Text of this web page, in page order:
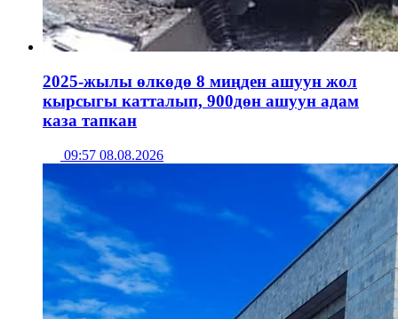
2025-жылы өлкөдө 8 миңден ашуун жол
кырсыгы катталып, 900дөн ашуун адам
каза тапкан
09:57 08.08.2026